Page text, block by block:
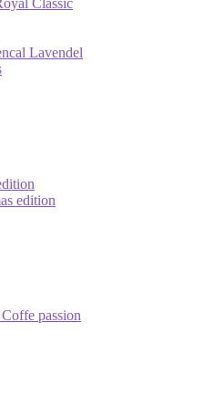
Lavendel
edition
passion